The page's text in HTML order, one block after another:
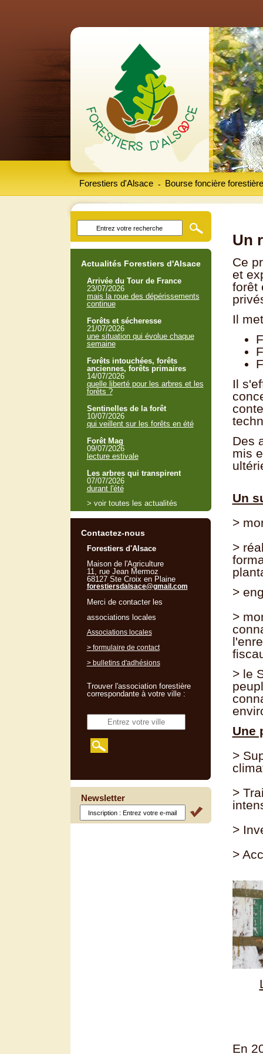
Forestiers d'Alsace Bourse foncière forestière
-
Un
Ce
et
forêt
Il
Il
Des
mis
Un
>
>
>
>
> le
Une
>
>
>
>
En
Actualités Forestiers d'Alsace
Arrivée du Tour de France
23/07/2026
mais la roue des dépérissements
continue
Forêts et sécheresse
21/07/2026
une situation qui évolue chaque
semaine
Forêts intouchées, forêts
anciennes, forêts primaires
14/07/2026
quelle liberté pour les arbres et les
forêts ?
Sentinelles de la forêt
10/07/2026
qui veillent sur les forêts en été
Forêt Mag
09/07/2026
lecture estivale
Les arbres qui transpirent
07/07/2026
durant l'été
> voir toutes les actualités
Contactez-nous
Forestiers d'Alsace
Maison de l'Agriculture
11, rue Jean Mermoz
68127 Ste Croix en Plaine
forestiersdalsace@gmail.com
Merci de contacter les
associations locales
Associations locales
> formulaire de contact
> bulletins d'adhésions
Trouver l'association forestière
correspondante à votre ville :
Newsletter